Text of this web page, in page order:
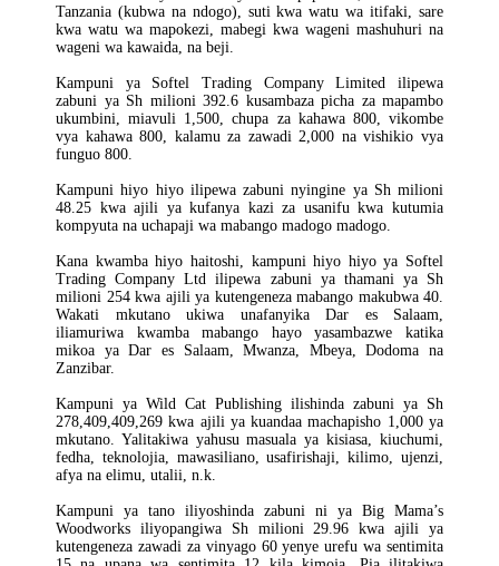
Tanzania (kubwa na ndogo), suti kwa watu wa itifaki, sare
kwa watu wa mapokezi, mabegi kwa wageni mashuhuri na
wageni wa kawaida, na beji.
Kampuni ya Softel Trading Company Limited ilipewa
zabuni ya Sh milioni 392.6 kusambaza picha za mapambo
ukumbini, miavuli 1,500, chupa za kahawa 800, vikombe
vya kahawa 800, kalamu za zawadi 2,000 na vishikio vya
funguo 800.
Kampuni hiyo hiyo ilipewa zabuni nyingine ya Sh milioni
48.25 kwa ajili ya kufanya kazi za usanifu kwa kutumia
kompyuta na uchapaji wa mabango madogo madogo.
Kana kwamba hiyo haitoshi, kampuni hiyo hiyo ya Softel
Trading Company Ltd ilipewa zabuni ya thamani ya Sh
milioni 254 kwa ajili ya kutengeneza mabango makubwa 40.
Wakati mkutano ukiwa unafanyika Dar es Salaam,
iliamuriwa kwamba mabango hayo yasambazwe katika
mikoa ya Dar es Salaam, Mwanza, Mbeya, Dodoma na
Zanzibar.
Kampuni ya Wild Cat Publishing ilishinda zabuni ya Sh
278,409,409,269 kwa ajili ya kuandaa machapisho 1,000 ya
mkutano. Yalitakiwa yahusu masuala ya kisiasa, kiuchumi,
fedha, teknolojia, mawasiliano, usafirishaji, kilimo, ujenzi,
afya na elimu, utalii, n.k.
Kampuni ya tano iliyoshinda zabuni ni ya Big Mama’s
Woodworks iliyopangiwa Sh milioni 29.96 kwa ajili ya
kutengeneza zawadi za vinyago 60 yenye urefu wa sentimita